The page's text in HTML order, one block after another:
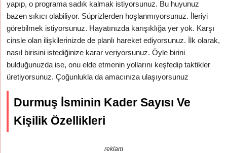
yapıp, o programa sadık kalmak istiyorsunuz. Bu huyunuz
bazen sıkıcı olabiliyor. Süprizlerden hoşlanmıyorsunuz. İleriyi
görebilmek istiyorsunuz. Hayatınızda karışıklığa yer yok. Karşı
cinsle olan ilişkilerinizde de planlı hareket ediyorsunuz. İlk olarak,
nasıl birisini istediğinize karar veriyorsunuz. Öyle birini
bulduğunuzda ise, onu elde etmenin yollarını keşfedip taktikler
üretiyorsunuz. Çoğunlukla da amacınıza ulaşıyorsunuz
Durmuş İsminin Kader Sayısı Ve
Kişilik Özellikleri
reklam